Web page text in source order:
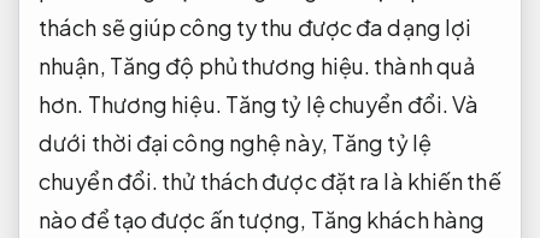
thách sẽ giúp công ty thu được đa dạng lợi
nhuận, Tăng độ phủ thương hiệu. thành quả
hơn. Thương hiệu. Tăng tỷ lệ chuyển đổi.Và
dưới thời đại công nghệ này, Tăng tỷ lệ
chuyển đổi. thử thách được đặt ra là khiến thế
nào để tạo được ấn tượng, Tăng khách hàng